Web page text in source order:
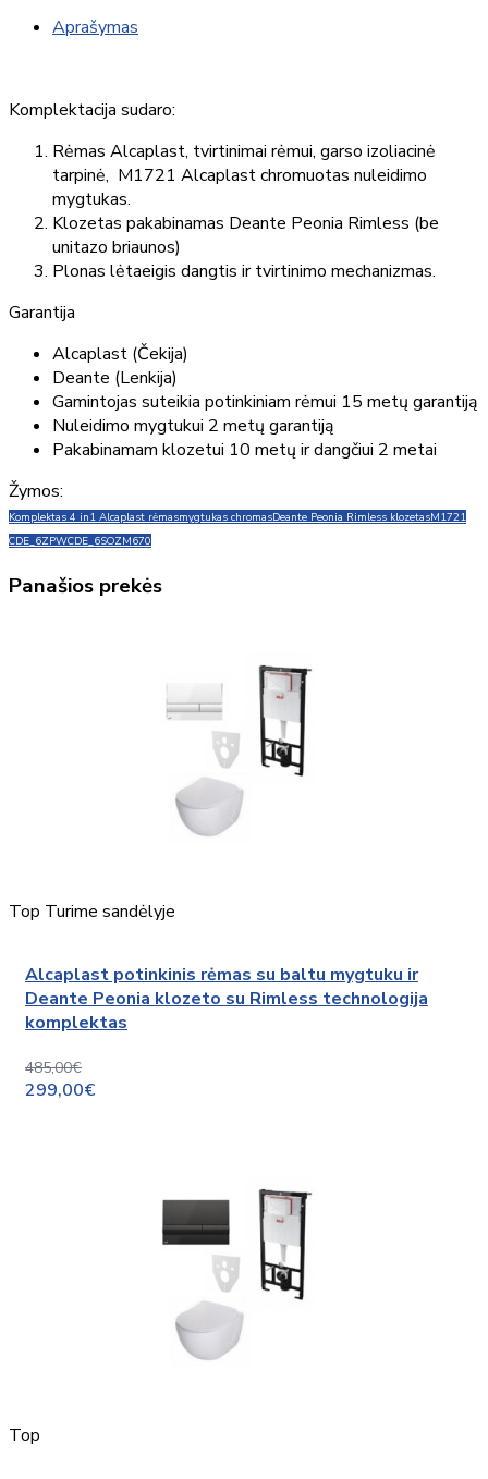
Aprašymas
Komplektacija sudaro:
Rėmas Alcaplast, tvirtinimai rėmui, garso izoliacinė
tarpinė, M1721 Alcaplast chromuotas nuleidimo
mygtukas.
Klozetas pakabinamas Deante Peonia Rimless (be
unitazo briaunos)
Plonas lėtaeigis dangtis ir tvirtinimo mechanizmas.
Garantija
Alcaplast (Čekija)
Deante (Lenkija)
Gamintojas suteikia potinkiniam rėmui 15 metų garantiją
Nuleidimo mygtukui 2 metų garantiją
Pakabinamam klozetui 10 metų ir dangčiui 2 metai
Žymos:
Komplektas 4 in1 Alcaplast rėmasmygtukas chromasDeante Peonia Rimless klozetasM1721
CDE_6ZPWCDE_6SOZM670
Panašios prekės
Top Turime sandėlyje
Alcaplast potinkinis rėmas su baltu mygtuku ir
Deante Peonia klozeto su Rimless technologija
komplektas
485,00€
299,00€
Top